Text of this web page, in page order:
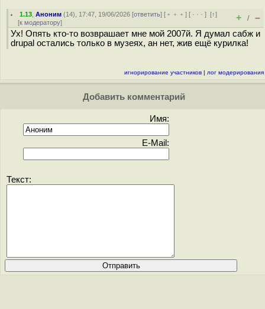
1.13 ,Аноним (14), 17:47, 19/06/2026 [ответить] [ ﹢﹢﹢] [ · · ·][↑]
[к модератору] + / –
Ух! Опять кто-то возврашает мне мой 2007й. Я думал сабж и
drupal остались только в музеях, ан нет, жив ещё курилка!
игнорирование участников | лог модерирования
Добавить комментарий
Имя:
E-Mail:
Текст: